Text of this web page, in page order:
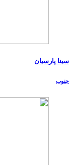
سینا پارسیان
جنوب